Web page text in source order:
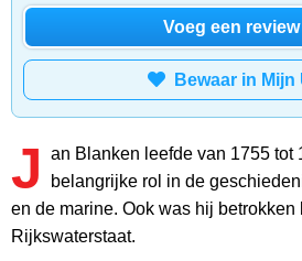
Voeg een
Bewaar in Mijn
J
an Blanken leefde van 1755 tot
belangrijke rol in de
en de marine. Ook was hij betrokken
Rijkswaterstaat.